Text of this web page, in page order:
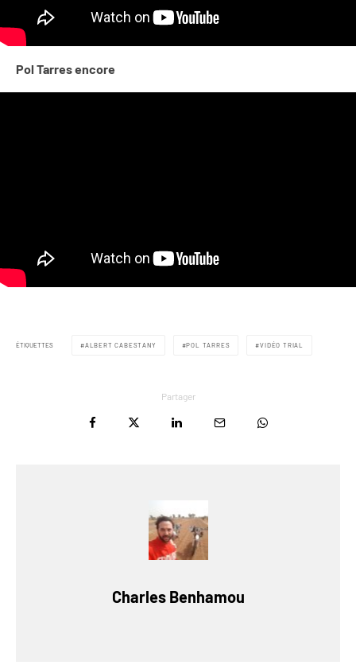
Pol Tarres encore
ÉTIQUETTES ALBERT CABESTANY POL TARRES VIDÉO TRIAL
Partager
Charles Benhamou